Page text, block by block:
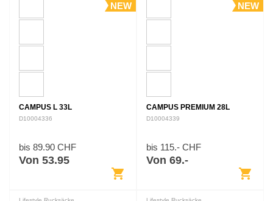
NEW
CAMPUS L 33L
D10004336
bis 89.90 CHF
Von 53.95
shopping_cart
NEW
CAMPUS PREMIUM 28L
D10004339
bis 115.- CHF
Von 69.-
shopping_cart